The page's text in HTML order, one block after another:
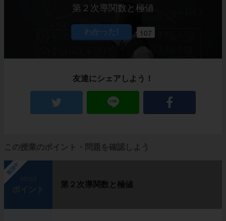
第２次導関数と極値
107
友達にシェアしよう！
この授業のポイント・問題を確認しよう
勉強中
第２次導関数と極値